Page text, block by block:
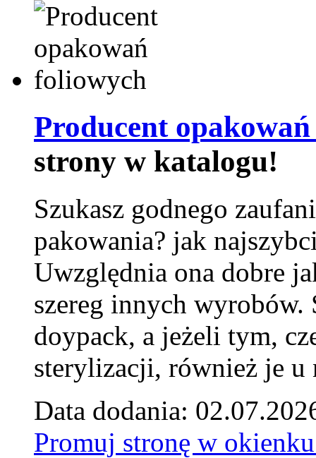
Producent
strony w katalogu!
Szukasz godnego
pakowania? jak
Uwzględnia ona dobre
szereg innych
doypack, a jeżeli tym,
sterylizacji, również je u
Data dodania:
Promuj stronę w